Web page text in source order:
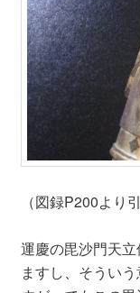
（図録P200より
運慶の毘沙門天
ますし、そうい